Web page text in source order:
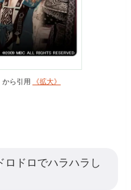
ら引用 《拡大》
ドロでハラハラし